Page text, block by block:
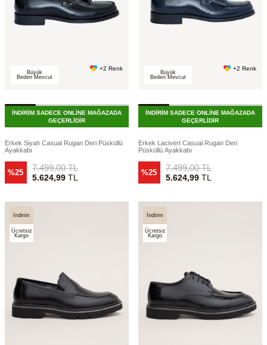
Büyük
Beden Mevcut
+2 Renk
İNDİRİM SADECE ONLİNE MAĞAZADA
GEÇERLİDİR
Erkek Siyah Casual Rugan Deri Püsküllü
Ayakkabı
%25 7.499,00TL
5.624,99TL
Büyük
Beden Mevcut
+2 Renk
İNDİRİM SADECE ONLİNE MAĞAZADA
GEÇERLİDİR
Erkek Lacivert Casual Rugan Deri
Püsküllü Ayakkabı
%25 7.499,00TL
5.624,99TL
İndirim
Ücretsiz
Kargo
İndirim
Ücretsiz
Kargo